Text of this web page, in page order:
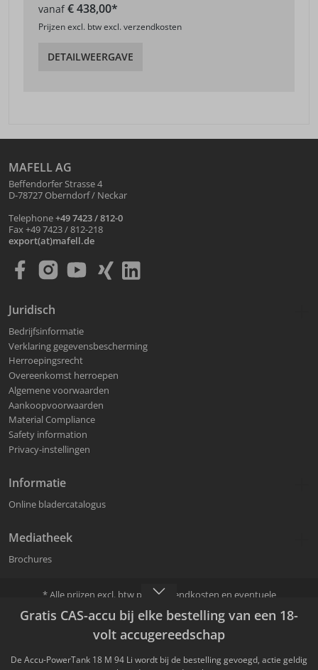
Gratis CAS-accu bij elke bestelling van een 18-
volt accugereedschap
De Accu-PowerTank 18 M 94 Li wordt bij de bestelling gevoegd, actie geldig
vanaf€ 438,00*
Prijzen excl. btw excl. verzendkosten
DETAILWEERGAVE
MAFELL AG
Beffendorfer Strasse 4
D-78727 Oberndorf / Neckar
Telephone+49 7423 / 812-0
Fax +49 7423 / 812-218
export(at)mafell.de
Juridisch
Bedrijfsinformatie
Verklaring gegevensbescherming
Herroepingsrecht
Overeenkomst herroepen
Algemene voorwaarden
Aankoopvoorwaarden
Material Compliance
Safety information
Privacy-instellingen
Informatie
Online bladercatalogus
Mediatheek
Brochures
* Alle prijzen excl. btw plusverzendkosten en eventuele
Verkoop en versturen verloopt via een MAFELL vakhandel. Tijdens het
bestelproces kan een MAFELL vakhandel uitgekozen worden.
voorbehouden.